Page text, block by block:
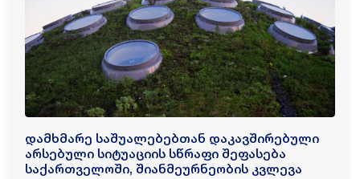
დამხმარე საშუალებებთან დაკავშირებული
არსებული სიტუაციის სწრაფი შეფასება
საქართველოში, შიანმეურნეობის კვლევა